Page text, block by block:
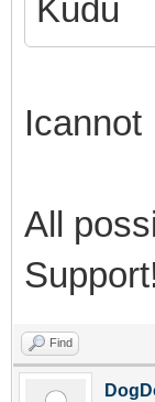
Kudu
Icannot
All
Find